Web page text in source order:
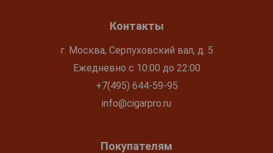
Контакты
г. Москва, Серпуховский вал, д. 5
Ежедневно с 10:00 до 22:00
+7(495) 644-59-95
info@cigarpro.ru
Покупателям